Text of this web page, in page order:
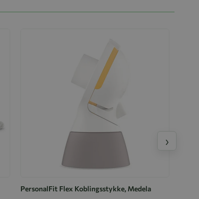
PersonalFit Flex Koblingsstykke, Medela
›